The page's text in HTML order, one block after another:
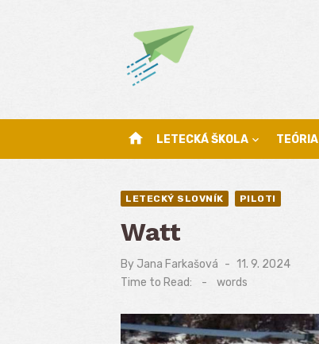
home LETECKÁ ŠKOLA TEÓRIA
LETECKÝ SLOVNÍK PILOTI
Watt
By Jana Farkašová
Posted
on
11. 9. 2024
Time to Read:
- words